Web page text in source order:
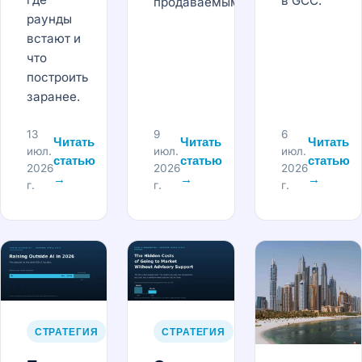
раунды
встают и
что
построить
заранее.
13
июл.
2026
г.
Читать
статью
→
9
июл.
2026
г.
Читать
статью
→
6
июл.
2026
г.
Читать
статью
→
СТРАТЕГИЯ СТРАТЕГИЯ